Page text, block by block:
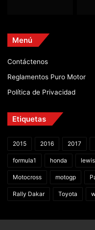
Menú
Contáctenos
Reglamentos Puro Motor
Política de Privacidad
Etiquetas
2015 2016 2017
formula1 honda
Motocross motogp
Rally Dakar Toyota